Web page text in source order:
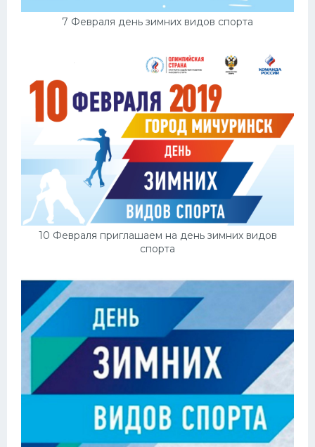
7 Февраля день зимних видов спорта
10 Февраля приглашаем на день зимних видов
спорта